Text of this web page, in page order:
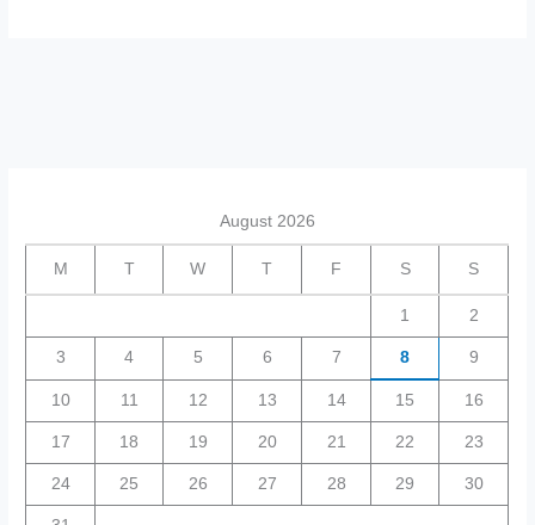
August 2026
M T W T F S S
1 2
3 4 5 6 7 8 9
10 11 12 13 14 15 16
17 18 19 20 21 22 23
24 25 26 27 28 29 30